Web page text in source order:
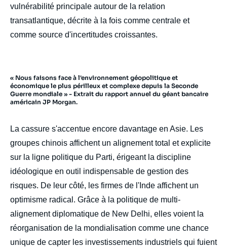
vulnérabilité principale autour de la relation
transatlantique, décrite à la fois comme centrale et
comme source d'incertitudes croissantes.
« Nous faisons face à l'environnement géopolitique et
économique le plus périlleux et complexe depuis la Seconde
Guerre mondiale » - Extrait du rapport annuel du géant bancaire
américain JP Morgan.
La cassure s'accentue encore davantage en Asie. Les
groupes chinois affichent un alignement total et explicite
sur la ligne politique du Parti, érigeant la discipline
idéologique en outil indispensable de gestion des
risques. De leur côté, les firmes de l'Inde affichent un
optimisme radical. Grâce à la politique de multi-
alignement diplomatique de New Delhi, elles voient la
réorganisation de la mondialisation comme une chance
unique de capter les investissements industriels qui fuient